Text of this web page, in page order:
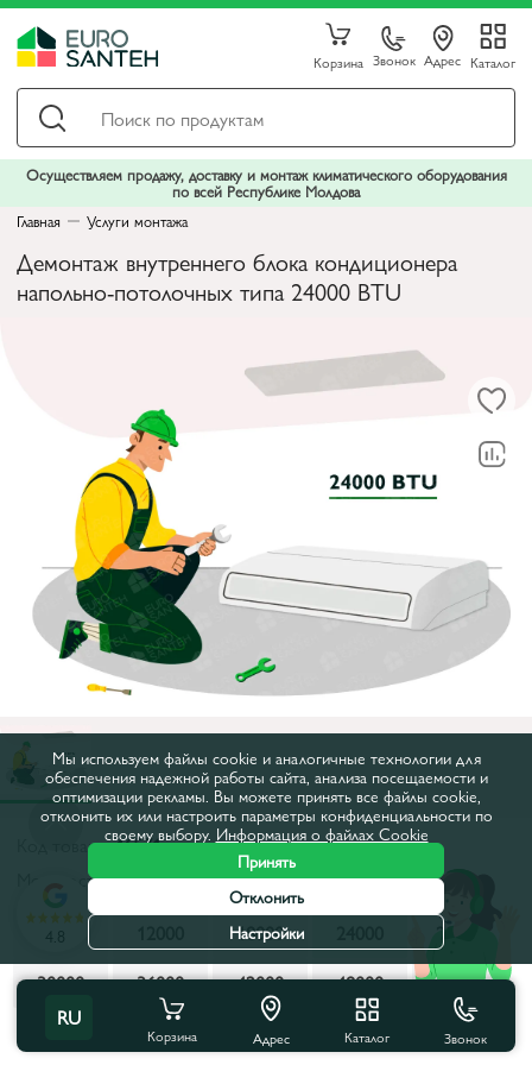
Корзина Звонок Адрес Каталог
Осуществляем продажу, доставку и монтаж климатического оборудования
по всей Республике Молдова
Главная
Услуги монтажа
Демонтаж внутреннего блока кондиционера
напольно-потолочных типа 24000 BTU
Код товара:46571
Мощность, BTU:24000
9000
18000
28000
30000
36000 42000 48000
60000
Все характеристики
RU
Корзина Адрес Каталог Звонок
4.8
Мы используем файлы cookie и аналогичные технологии для
обеспечения надежной работы сайта, анализа посещаемости и
оптимизации рекламы. Вы можете принять все файлы cookie,
отклонить их или настроить параметры конфиденциальности по
своему выбору. Информация о файлах Cookie
Принять
Отклонить
Настройки